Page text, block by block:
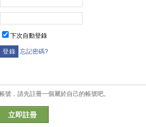
下次自動登錄
忘記密碼?
號，請先註冊一個屬於自己的帳號吧。
立即註冊